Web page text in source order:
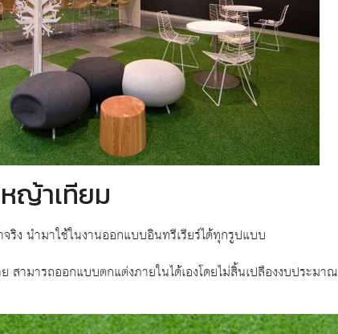
ญ้าเทียม
ง นำมาใช้ในงานออกแบบอินทรีเรียร์ได้ทุกรูปแบบ
ามารถออกแบบตกแต่งภายในได้เองโดยไม่สิ้นเปลืองงบประมาณ